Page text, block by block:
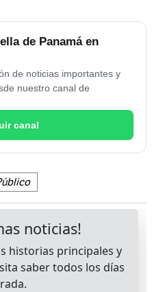
de Panamá en
de noticias importantes y
nuestro canal de
canal